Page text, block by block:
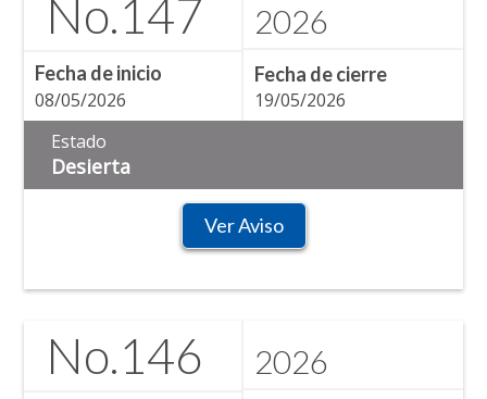
No.147 2026
Fecha de inicio
08/05/2026
Fecha de cierre
19/05/2026
Estado
Desierta
Ver Aviso
No.146 2026